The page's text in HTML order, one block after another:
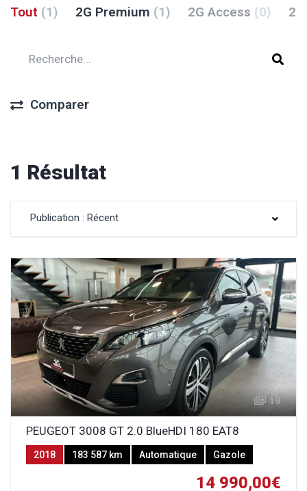
Tout (1) 2G Premium (1) 2G Access (0)
Comparer
1 Résultat
Publication : Récent
19
PEUGEOT 3008 GT 2.0 BlueHDI 180 EAT8
14 990,00€
2018 183 587 km Automatique Gazole